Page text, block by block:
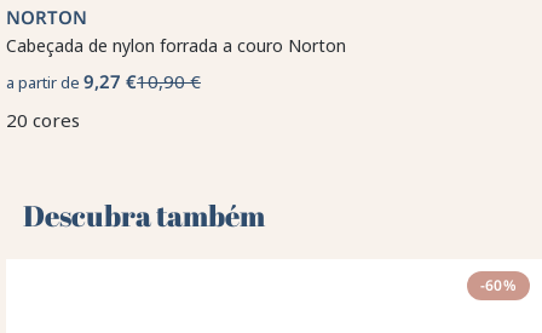
NORTON
Cabeçada de nylon forrada a couro Norton
a partir de 9,27 €10,90 €
20 cores
Descubra também 🌻
-60%